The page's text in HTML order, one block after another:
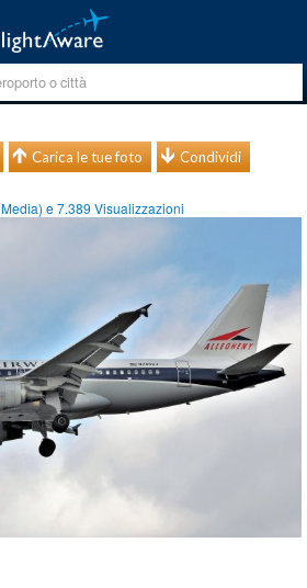
Carica le tue foto Condividi
Media) e7.389 Visualizzazioni